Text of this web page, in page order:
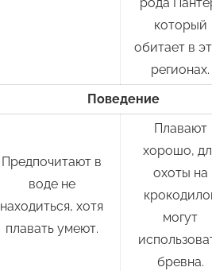
который
обитает в
регионах.
Поведение
Предпочитают в
воде не
находиться, хотя
плавать умеют.
Плавают
хорошо,
охоты на
могут
бревна.